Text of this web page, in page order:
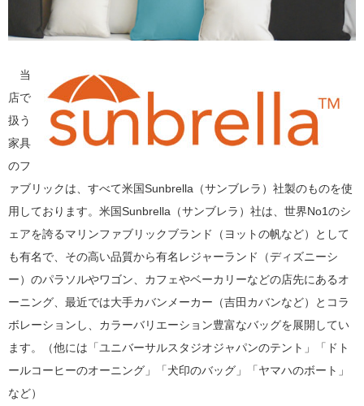
当
店で
扱う
家具
のフ
ァブリックは、すべて米国Sunbrella（サンブレラ）社製のものを使
用しております。米国Sunbrella（サンブレラ）社は、世界No1のシ
ェアを誇るマリンファブリックブランド（ヨットの帆など）として
も有名で、その高い品質から有名レジャーランド（ディズニーシ
ー）のパラソルやワゴン、カフェやベーカリーなどの店先にあるオ
ーニング、最近では大手カバンメーカー（吉田カバンなど）とコラ
ボレーションし、カラーバリエーション豊富なバッグを展開してい
ます。（他には「ユニバーサルスタジオジャパンのテント」「ドト
ールコーヒーのオーニング」「犬印のバッグ」「ヤマハのボート」
など）